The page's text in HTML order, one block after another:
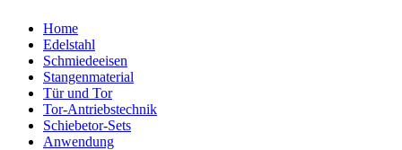
Home
Edelstahl
Schmiedeeisen
Stangenmaterial
Tür und Tor
Tor-Antriebstechnik
Schiebetor-Sets
Anwendung